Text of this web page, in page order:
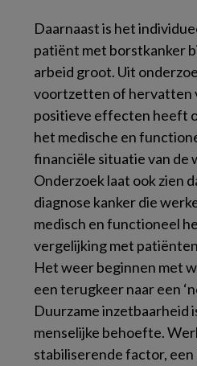
Daarnaast is het
patiënt met borstkanker
arbeid groot. Uit
voortzetten of hervatten
positieve effecten heeft
het medische en
financiële situatie van de
Onderzoek laat ook zien
diagnose kanker die
medisch en functioneel
vergelijking met
Het weer beginnen met
een terugkeer naar een
Duurzame inzetbaarheid
menselijke behoefte.
stabiliserende factor, een